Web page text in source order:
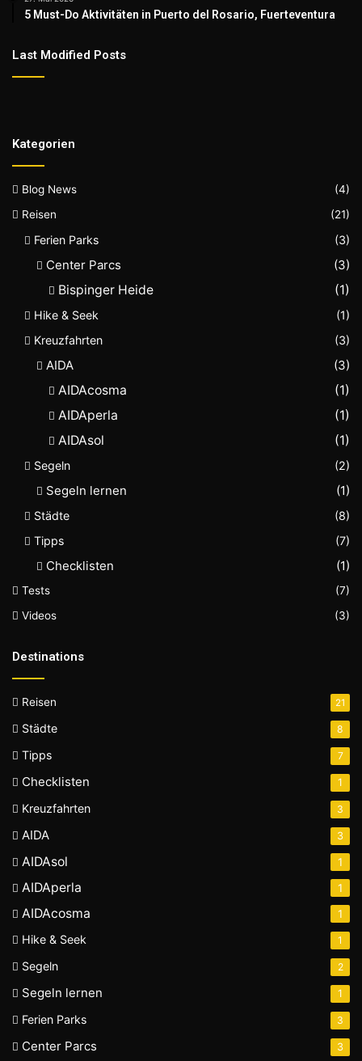
5 Must-Do Aktivitäten in Puerto del Rosario, Fuerteventura
Last Modified Posts
Kategorien
Blog News
(4)
Reisen
(21)
Ferien Parks (3)
Center Parcs
(3)
Bispinger Heide
(1)
Hike & Seek
(1)
Kreuzfahrten
(3)
AIDA
(3)
AIDAcosma
(1)
AIDAperla
(1)
AIDAsol
(1)
Segeln (2)
Segeln lernen (1)
Städte
(8)
Tipps
(7)
Checklisten (1)
Tests
(7)
Videos
(3)
Destinations
Reisen 21
Städte 8
Tipps 7
Checklisten 1
Kreuzfahrten 3
AIDA 3
AIDAsol 1
AIDAperla 1
AIDAcosma 1
Hike & Seek 1
Segeln 2
Segeln lernen 1
Ferien Parks 3
Center Parcs 3